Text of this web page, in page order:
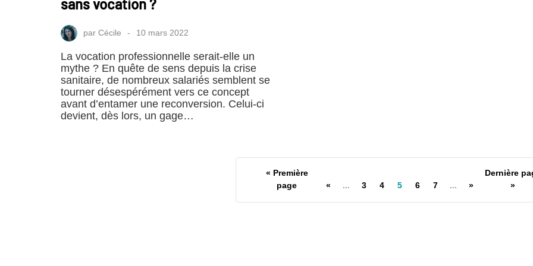
sans vocation ?
par Cécile 10 mars 2022
La vocation professionnelle serait-elle un
mythe ? En quête de sens depuis la crise
sanitaire, de nombreux salariés semblent se
tourner désespérément vers ce concept
avant d’entamer une reconversion. Celui-ci
devient, dès lors, un gage…
« Première
page
« ... 3 4 5 6 7 ... »
Dernière
»